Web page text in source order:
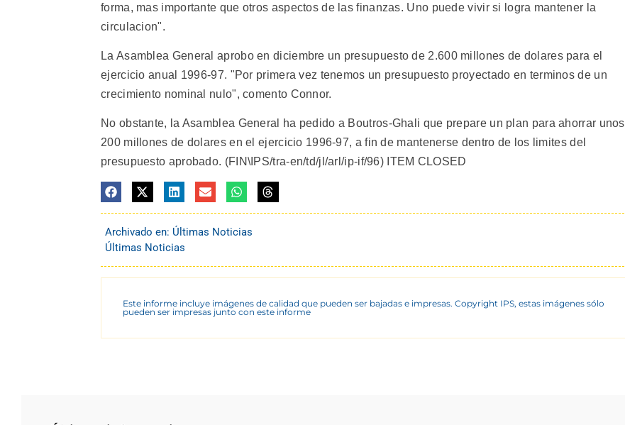
forma, mas importante que otros aspectos de las finanzas. Uno puede vivir si logra mantener la
circulacion".
La Asamblea General aprobo en diciembre un presupuesto de 2.600 millones de dolares para el
ejercicio anual 1996-97. "Por primera vez tenemos un presupuesto proyectado en terminos de un
crecimiento nominal nulo", comento Connor.
No obstante, la Asamblea General ha pedido a Boutros-Ghali que prepare un plan para ahorrar unos
200 millones de dolares en el ejercicio 1996-97, a fin de mantenerse dentro de los limites del
presupuesto aprobado. (FIN\IPS/tra-en/td/jl/arl/ip-if/96) ITEM CLOSED
Archivado en: Últimas Noticias
Últimas Noticias
Este informe incluye imágenes de calidad que pueden ser bajadas e impresas. Copyright IPS, estas imágenes sólo
pueden ser impresas junto con este informe